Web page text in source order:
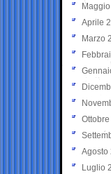
Aprile
Marzo
Agosto
Luglio